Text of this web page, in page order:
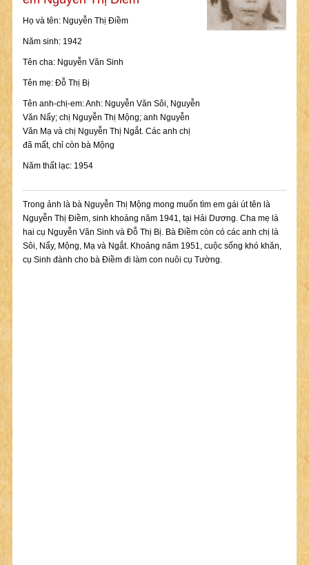
Họ và tên: Nguyễn Thị Điềm
Năm sinh: 1942
Tên cha: Nguyễn Văn Sinh
Tên mẹ: Đỗ Thị Bị
Tên anh-chị-em: Anh: Nguyễn Văn Sôi, Nguyễn
Văn Nẩy; chị Nguyễn Thị Mộng; anh Nguyễn
Văn Mạ và chị Nguyễn Thị Ngắt. Các anh chị
đã mất, chỉ còn bà Mộng
Năm thất lạc: 1954
Trong ảnh là bà Nguyễn Thị Mộng mong muốn tìm em gái út tên là
Nguyễn Thị Điềm, sinh khoảng năm 1941, tại Hải Dương. Cha mẹ là
hai cụ Nguyễn Văn Sinh và Đỗ Thị Bị. Bà Điềm còn có các anh chị là
Sôi, Nẩy, Mộng, Mạ và Ngắt. Khoảng năm 1951, cuộc sống khó khăn,
cụ Sinh đành cho bà Điềm đi làm con nuôi cụ Tường.